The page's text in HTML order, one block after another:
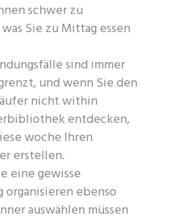
schwer zu
Sie zu Mittag essen
sind immer
und wenn Sie den
nicht within
entdecken,
woche Ihren
erstellen.
eine gewisse
organisieren ebenso
auswählen müssen